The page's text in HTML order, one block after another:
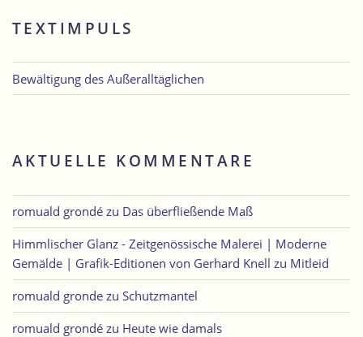
TEXTIMPULS
Bewältigung des Außeralltäglichen
AKTUELLE KOMMENTARE
romuald grondé zu Das überfließende Maß
Himmlischer Glanz - Zeitgenössische Malerei | Moderne
Gemälde | Grafik-Editionen von Gerhard Knell zu Mitleid
romuald gronde zu Schutzmantel
romuald grondé zu Heute wie damals